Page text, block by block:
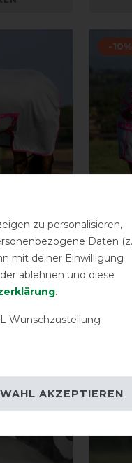
Neck
Neu
-10%
zu personalisieren,
Daten
mit deiner Einwilligung
ablehnen und diese
.
Wunschzustellung
AKZEPTIEREN